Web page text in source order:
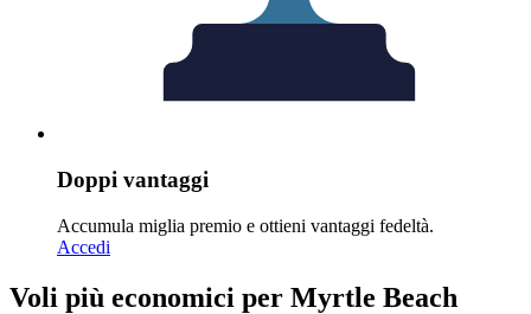
Doppi vantaggi
Accumula miglia premio e ottieni vantaggi fedeltà.
Accedi
Voli più economici per Myrtle Beach